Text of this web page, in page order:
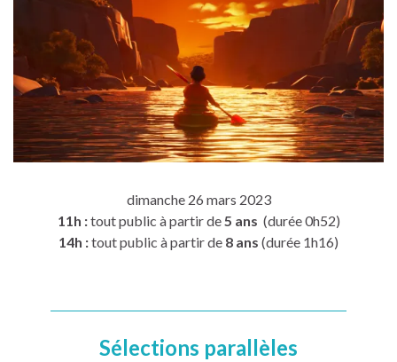
dimanche 26 mars 2023
11h :tout public à partir de5 ans (durée 0h52)
14h :tout public à partir de 8 ans (durée 1h16)
Sélections parallèles